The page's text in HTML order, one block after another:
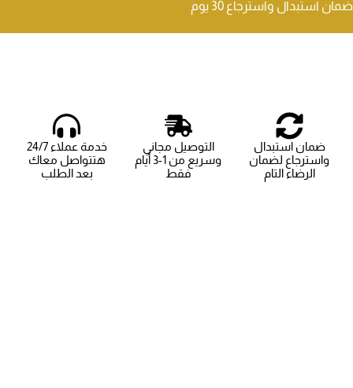
ضمان استبدال واسترجاع 30 يوم
ضمان استبدال
واسترجاع لضمان
الرضاء التام
التوصيل مجاني
وسريع من 1-3 أيام
فقط
خدمة عملاء 24/7
هتتواصل معاك
بعد الطلب